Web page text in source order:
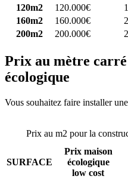
120m2
120.000€
160m2
160.000€
200m2
200.000€
Prix au mètre
écologique
Vous souhaitez faire installer
Prix au m2 pour la
SURFACE
Prix maison
écologique
low cost